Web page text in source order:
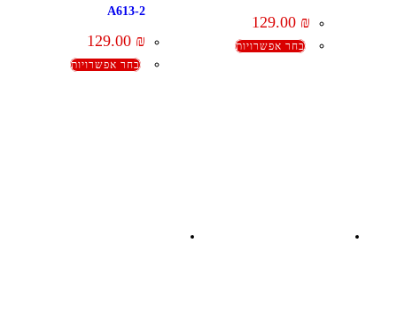
129.00 ₪
בחר אפשרויות
A613-2
129.00 ₪
בחר אפשרויות